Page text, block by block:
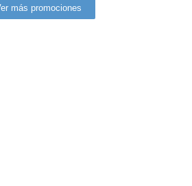
más promociones